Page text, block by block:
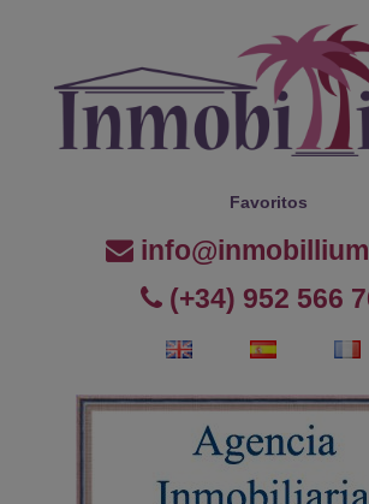
Favoritos
(+34) 952 566